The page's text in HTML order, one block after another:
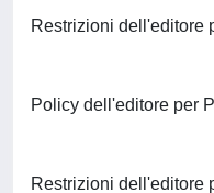
Restrizioni dell'editore
Policy dell'editore per
Restrizioni dell'editore